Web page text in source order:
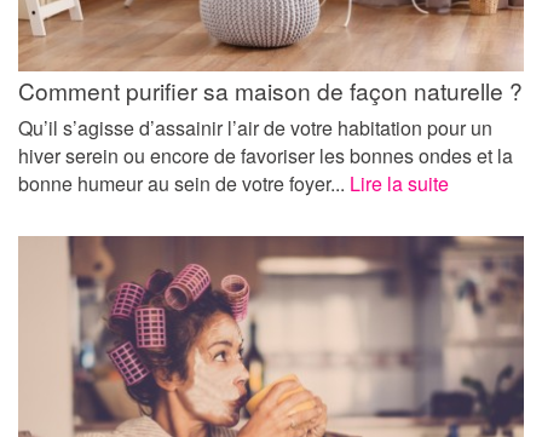
Comment purifier sa maison de façon naturelle ?
Qu’il s’agisse d’assainir l’air de votre habitation pour un
hiver serein ou encore de favoriser les bonnes ondes et la
bonne humeur au sein de votre foyer... Lire la suite